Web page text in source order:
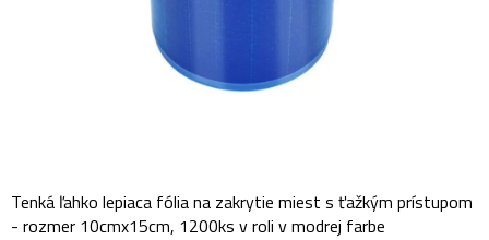
Tenká ľahko lepiaca fólia na zakrytie miest s ťažkým prístupom
- rozmer 10cmx15cm, 1200ks v roli v modrej farbe